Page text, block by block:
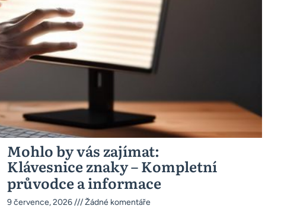
Mohlo by vás zajímat:
Klávesnice znaky – Kompletní
průvodce a informace
9 července, 2026 Žádné komentáře